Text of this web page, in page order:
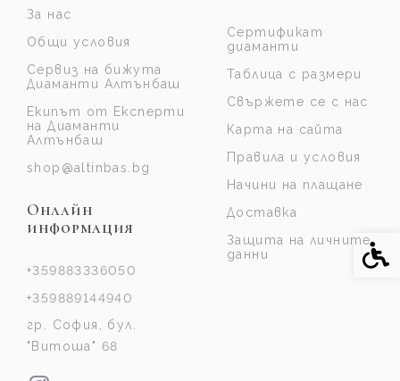
За нас
Общи условия
Сервиз на бижута
Диаманти Алтънбаш
Екипът от Експерти
на Диаманти
Алтънбаш
shop@altinbas.bg
Онлайн
информация
+359883336050
+359889144940
гр. София, бул.
"Витоша" 68
Сертификат
диаманти
Таблица с размери
Свържете се с нас
Карта на сайта
Правила и условия
Начини на плащане
Доставка
Защита на личните
данни